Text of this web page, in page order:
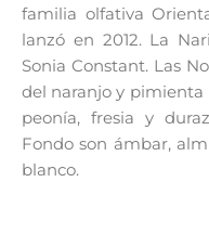
familia olfativa
lanzó en 2012. La
Sonia Constant. Las
del naranjo y pimienta
peonía, fresia y
Fondo son ámbar,
blanco.